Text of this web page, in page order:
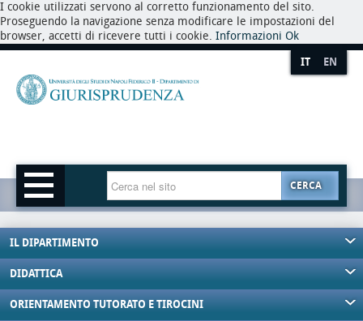
I cookie utilizzati servono al corretto funzionamento del sito.
Proseguendo la navigazione senza modificare le impostazioni del
browser, accetti di ricevere tutti i cookie. Informazioni Ok
IT EN
CERCA
IL DIPARTIMENTO
DIDATTICA
ORIENTAMENTO TUTORATO E TIROCINI